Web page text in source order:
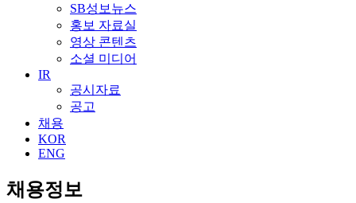
SB성보뉴스
홍보 자료실
영상 콘텐츠
소셜 미디어
IR
공시자료
공고
채용
KOR
ENG
채용정보